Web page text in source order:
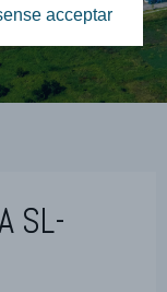
SL-
acceptar